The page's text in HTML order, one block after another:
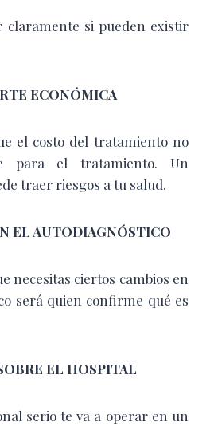
claramente si pueden existir
ECONÓMICA
el costo del tratamiento no
para el tratamiento. Un
traer riesgos a tu salud.
EL AUTODIAGNÓSTICO
necesitas ciertos cambios en
será quien confirme qué es
EL HOSPITAL
serio te va a operar en un